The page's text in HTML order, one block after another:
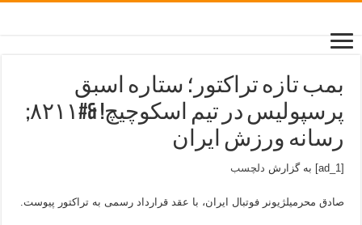
بمب تازه تراکتور؛ ستاره اسبق
پرسپولیس در تیم اسکوچیچ! &#۸۲۱۱;
رسانه ورزش ایران
دلچسب
صادق محرمیلژیونر فوتبال ایران، با عقد قرارداد رسمی به تراکتور پیوست.